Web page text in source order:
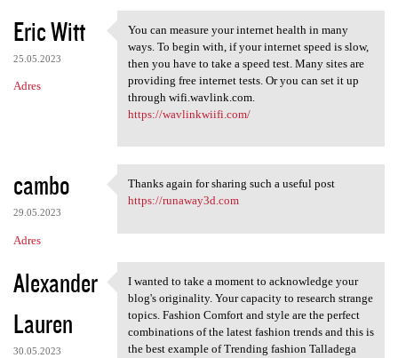
Eric Witt
25.05.2023
Adres
You can measure your internet
You can measure your internet health in many
ways. To begin with, if your internet speed is slow,
then you have to take a speed test. Many sites are
providing free internet tests. Or you can set it up
through wifi.wavlink.com.
https://wavlinkwiifi.com/
cambo
29.05.2023
Adres
Thanks again for sharing such
Thanks again for sharing such a useful post
https://runaway3d.com
Alexander
Lauren
30.05.2023
I wanted to take a moment to
I wanted to take a moment to acknowledge your
blog's originality. Your capacity to research strange
topics. Fashion Comfort and style are the perfect
combinations of the latest fashion trends and this is
the best example of Trending fashion Talladega